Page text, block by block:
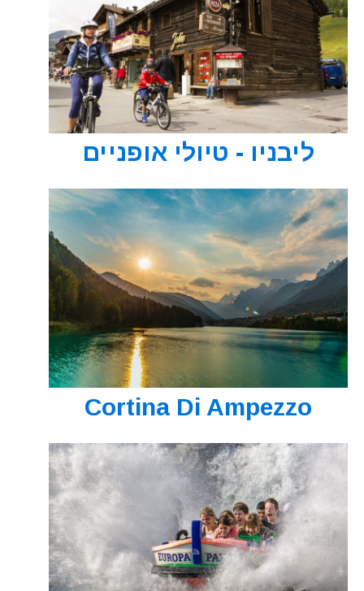
ליבניו - טיולי אופניים
Cortina Di Ampezzo